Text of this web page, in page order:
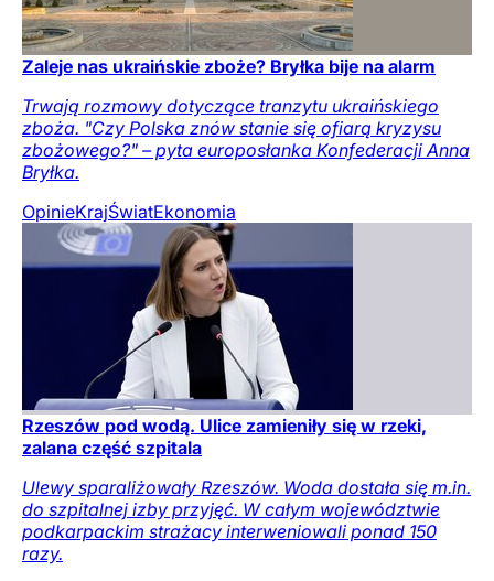
Zaleje nas ukraińskie zboże? Bryłka bije na alarm
Trwają rozmowy dotyczące tranzytu ukraińskiego
zboża. "Czy Polska znów stanie się ofiarą kryzysu
zbożowego?" – pyta europosłanka Konfederacji Anna
Bryłka.
OpinieKrajŚwiatEkonomia
Rzeszów pod wodą. Ulice zamieniły się w rzeki,
zalana część szpitala
Ulewy sparaliżowały Rzeszów. Woda dostała się m.in.
do szpitalnej izby przyjęć. W całym województwie
podkarpackim strażacy interweniowali ponad 150
razy.